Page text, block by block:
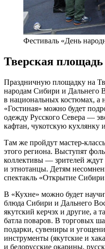
Фестиваль «День
Тверская площадь
Праздничную площадку на
народам Сибири и Дальнего
в национальных костюмах, а
«Гостиная» можно будет
одежду Русского Севера —
кафтан, чукотскую кухлянку
Там же пройдут мастер-
этого региона. Выступят
коллективы — зрителей ждут
и этнотанцы. Детям
спектакль «Открытие
В «Кухне» можно будет
блюда Сибири и Дальнего
якутский керчэх и другие, а
батла поваров. В торговых
подарки, сувениры и
инструменты (якутские и
и белорусские окарины,